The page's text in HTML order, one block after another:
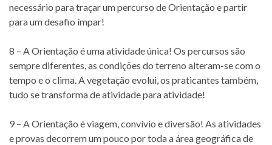
necessário para traçar um percurso de Orientação e partir
para um desafio ímpar!
8 – A Orientação é uma atividade única! Os percursos são
sempre diferentes, as condições do terreno alteram-se com o
tempo e o clima. A vegetação evolui, os praticantes também,
tudo se transforma de atividade para atividade!
9 – A Orientação é viagem, convívio e diversão! As atividades
e provas decorrem um pouco por toda a área geográfica de